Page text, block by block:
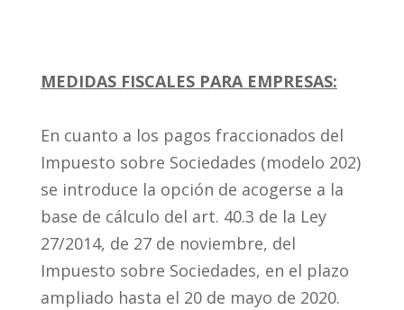
MEDIDAS FISCALES PARA EMPRESAS:
En cuanto a los pagos fraccionados del
Impuesto sobre Sociedades (modelo 202)
se introduce la opción de acogerse a la
base de cálculo del art. 40.3 de la Ley
27/2014, de 27 de noviembre, del
Impuesto sobre Sociedades, en el plazo
ampliado hasta el 20 de mayo de 2020.